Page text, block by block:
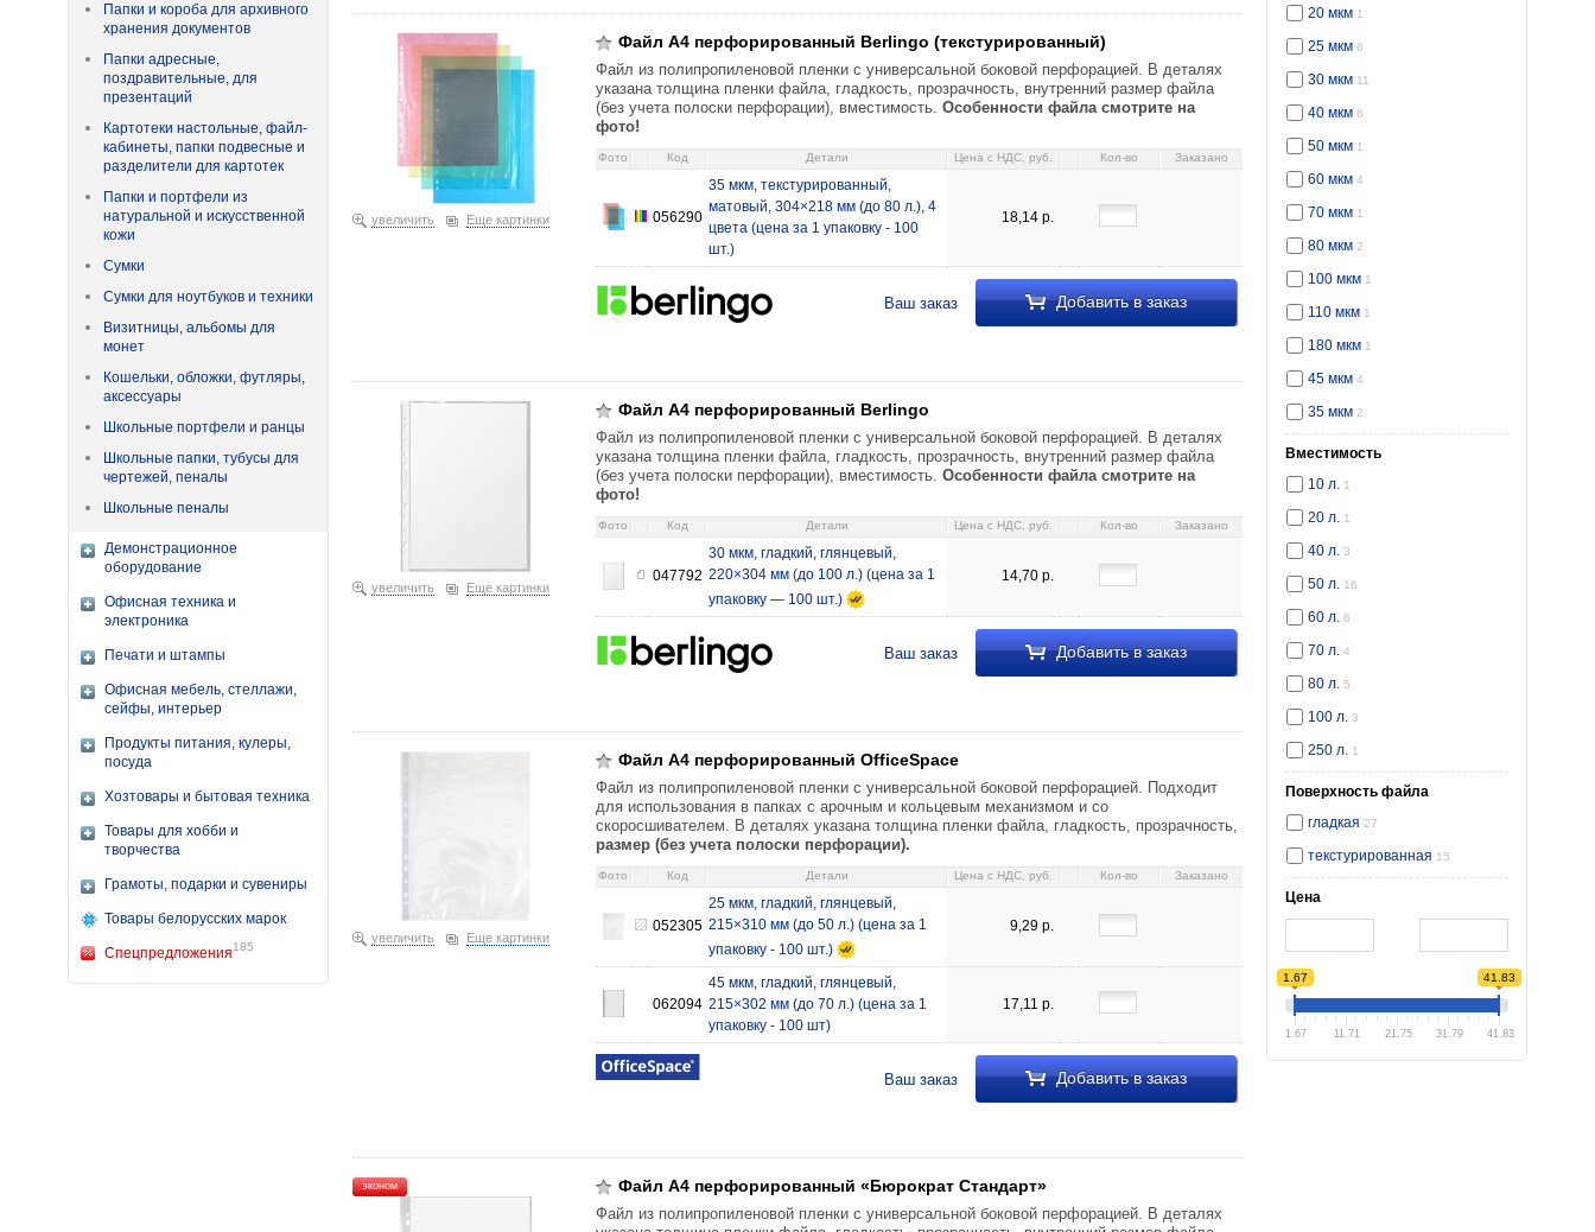
Папки и короба для архивного
хранения документов
Папки адресные,
поздравительные, для
презентаций
Картотеки настольные, файл-
кабинеты, папки подвесные и
разделители для картотек
Папки и портфели из
натуральной и искусственной
кожи
Сумки
Сумки для ноутбуков и техники
Визитницы, альбомы для
монет
Кошельки, обложки, футляры,
аксессуары
Школьные портфели и ранцы
Школьные папки, тубусы для
чертежей, пеналы
Школьные пеналы
Демонстрационное
оборудование
Офисная техника и
электроника
Печати и штампы
Офисная мебель, стеллажи,
сейфы, интерьер
Продукты питания, кулеры,
посуда
Хозтовары и бытовая техника
Товары для хобби и
творчества
Грамоты, подарки и сувениры
Товары белорусских марок
Спецпредложения185
20 мкм 1
25 мкм 6
30 мкм 11
40 мкм 6
50 мкм 1
60 мкм 4
70 мкм 1
80 мкм 2
100 мкм 1
110 мкм 1
180 мкм 1
45 мкм 4
35 мкм 2
Вместимость
10 л. 1
20 л. 1
40 л. 3
50 л. 16
60 л. 6
70 л. 4
80 л. 5
100 л. 3
250 л. 1
Поверхность файла
гладкая 27
текстурированная 15
Цена
1.67 41.83
1.67 11.71 21.75 31.79 41.83
увеличить Еще картинки
Файл А4 перфорированный Berlingo (текстурированный)
Файл из полипропиленовой пленки с универсальной боковой перфорацией. В деталях
указана толщина пленки файла, гладкость, прозрачность, внутренний размер файла
(без учета полоски перфорации), вместимость. Особенности файла смотрите на
фото!
Фото Код Детали Цена c НДС, руб. Кол-во Заказано
056290
35 мкм, текстурированный,
матовый, 304×218 мм (до 80 л.), 4
цвета (цена за 1 упаковку - 100
шт.)
18,14 р.
Ваш заказ Добавить в заказ
увеличить Еще картинки
Файл А4 перфорированный Berlingo
Файл из полипропиленовой пленки с универсальной боковой перфорацией. В деталях
указана толщина пленки файла, гладкость, прозрачность, внутренний размер файла
(без учета полоски перфорации), вместимость. Особенности файла смотрите на
фото!
Фото Код Детали Цена c НДС, руб. Кол-во Заказано
047792
30 мкм, гладкий, глянцевый,
220×304 мм (до 100 л.) (цена за 1
упаковку — 100 шт.)
14,70 р.
Ваш заказ Добавить в заказ
увеличить Еще картинки
Файл А4 перфорированный OfficeSpace
Файл из полипропиленовой пленки с универсальной боковой перфорацией. Подходит
для использования в папках с арочным и кольцевым механизмом и со
скоросшивателем. В деталях указана толщина пленки файла, гладкость, прозрачность,
размер (без учета полоски перфорации).
Фото Код Детали Цена c НДС, руб. Кол-во Заказано
052305
25 мкм, гладкий, глянцевый,
215×310 мм (до 50 л.) (цена за 1
упаковку - 100 шт.)
9,29 р.
062094
45 мкм, гладкий, глянцевый,
215×302 мм (до 70 л.) (цена за 1
упаковку - 100 шт)
17,11 р.
Ваш заказ Добавить в заказ
эконом Файл А4 перфорированный «Бюрократ Стандарт»
Файл из полипропиленовой пленки с универсальной боковой перфорацией. В деталях